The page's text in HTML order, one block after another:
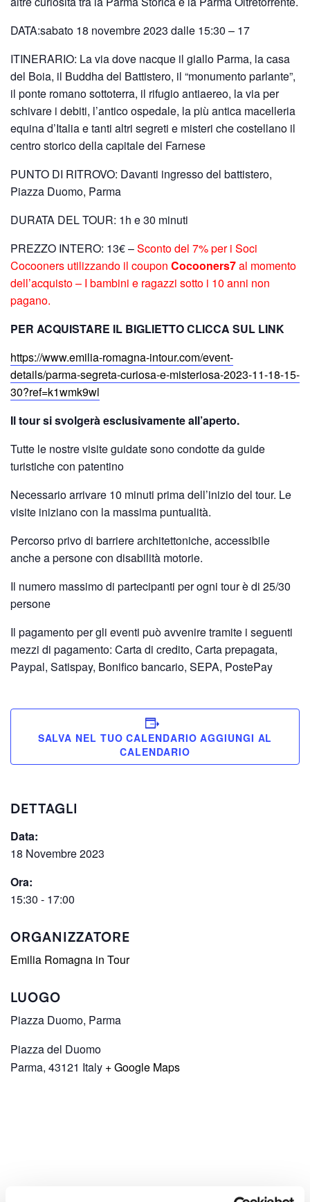
DATA:sabato 18 novembre 2023 dalle 15:30 – 17
ITINERARIO: La via dove nacque il giallo Parma, la casa
del Boia, il Buddha del Battistero, il “monumento parlante”,
il ponte romano sottoterra, il rifugio antiaereo, la via per
schivare i debiti, l’antico ospedale, la più antica macelleria
equina d’Italia e tanti altri segreti e misteri che costellano il
centro storico della capitale dei Farnese
PUNTO DI RITROVO: Davanti ingresso del battistero,
Piazza Duomo, Parma
DURATA DEL TOUR: 1h e 30 minuti
PREZZO INTERO: 13€ –Sconto del 7% per i Soci
Cocooners utilizzando il coupon Cocooners7al momento
dell’acquisto – I bambini e ragazzi sotto i 10 anni non
pagano.
PER ACQUISTARE IL BIGLIETTO CLICCA SUL LINK
https://www.emilia-romagna-intour.com/event-
details/parma-segreta-curiosa-e-misteriosa-2023-11-18-15-
30?ref=k1wmk9wl
Il tour si svolgerà esclusivamente all’aperto.
Tutte le nostre visite guidate sono condotte da guide
turistiche con patentino
Necessario arrivare 10 minuti prima dell’inizio del tour. Le
visite iniziano con la massima puntualità.
Percorso privo di barriere architettoniche, accessibile
anche a persone con disabilità motorie.
Il numero massimo di partecipanti per ogni tour è di 25/30
persone
Il pagamento per gli eventi può avvenire tramite i seguenti
mezzi di pagamento: Carta di credito, Carta prepagata,
Paypal, Satispay, Bonifico bancario, SEPA, PostePay
SALVA NEL TUO CALENDARIO
DETTAGLI
Data:
18 Novembre 2023
Ora:
15:30 - 17:00
ORGANIZZATORE
Emilia Romagna in Tour
LUOGO
Piazza Duomo, Parma
Piazza del Duomo
Parma, 43121 Italy + Google Maps